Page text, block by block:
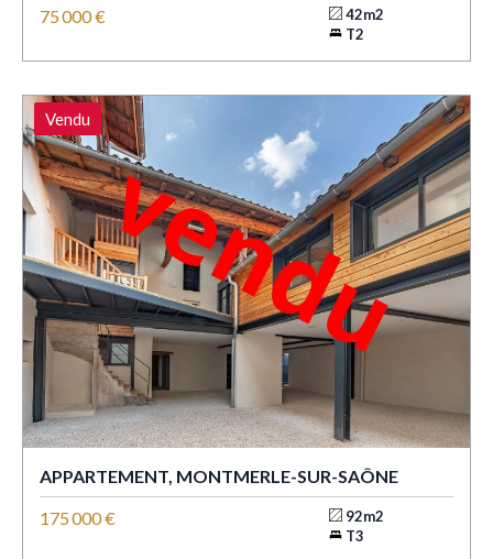
75 000 €
42m2
T2
Vendu
APPARTEMENT, MONTMERLE-SUR-SAÔNE
175 000 €
92m2
T3